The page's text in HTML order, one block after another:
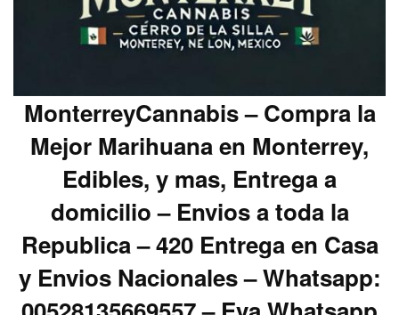
MonterreyCannabis – Compra la
Mejor Marihuana en Monterrey,
Edibles, y mas, Entrega a
domicilio – Envios a toda la
Republica – 420 Entrega en Casa
y Envios Nacionales – Whatsapp: